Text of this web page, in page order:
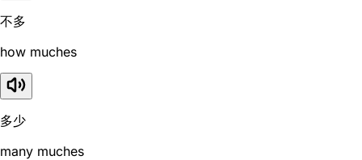
不多
how muches
多少
many muches